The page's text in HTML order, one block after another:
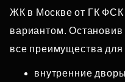
ЖК в Москве от ГК ФСК
вариантом.
все преимущества для
внутренние